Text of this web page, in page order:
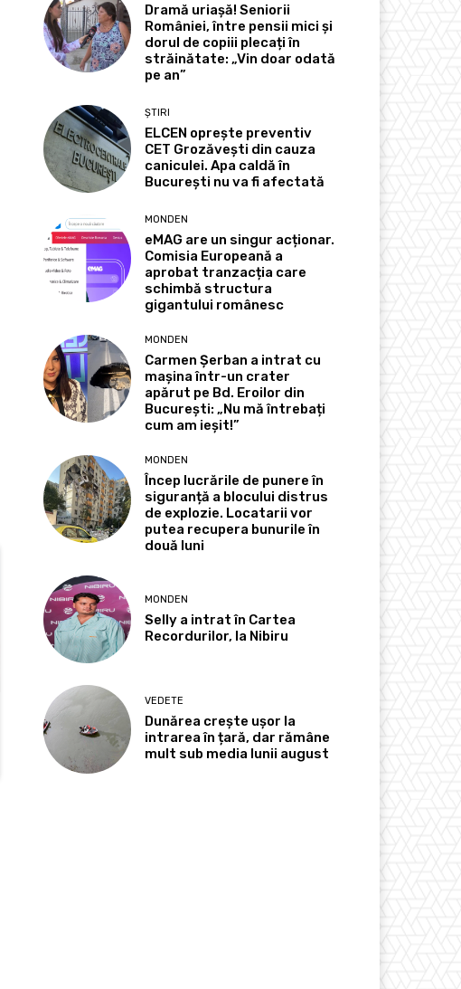
Dramă uriașă! Seniorii
României, între pensii mici și
dorul de copiii plecați în
străinătate: „Vin doar odată
pe an”
ȘTIRI
ELCEN oprește preventiv
CET Grozăvești din cauza
caniculei. Apa caldă în
București nu va fi afectată
MONDEN
eMAG are un singur acționar.
Comisia Europeană a
aprobat tranzacția care
schimbă structura
gigantului românesc
MONDEN
Carmen Șerban a intrat cu
mașina într-un crater
apărut pe Bd. Eroilor din
București: „Nu mă întrebați
cum am ieșit!”
MONDEN
Încep lucrările de punere în
siguranță a blocului distrus
de explozie. Locatarii vor
putea recupera bunurile în
două luni
MONDEN
Selly a intrat în Cartea
Recordurilor, la Nibiru
VEDETE
Dunărea crește ușor la
intrarea în țară, dar rămâne
mult sub media lunii august